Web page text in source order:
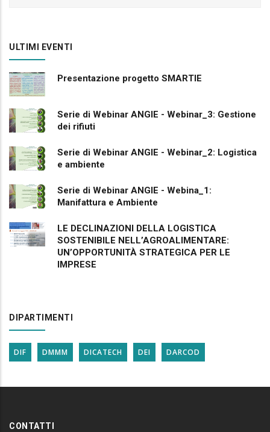
ULTIMI EVENTI
Presentazione progetto SMARTIE
Serie di Webinar ANGIE - Webinar_3: Gestione
dei rifiuti
Serie di Webinar ANGIE - Webinar_2: Logistica
e ambiente
Serie di Webinar ANGIE - Webina_1:
Manifattura e Ambiente
LE DECLINAZIONI DELLA LOGISTICA
SOSTENIBILE NELL’AGROALIMENTARE:
UN’OPPORTUNITÀ STRATEGICA PER LE
IMPRESE
DIPARTIMENTI
DIF DMMM DICATECH DEI DARCOD
CONTATTI